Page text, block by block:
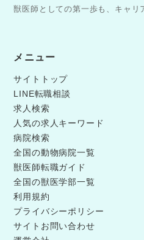
獣医師としての第一歩も、キャリ
メニュー
サイトトップ
LINE転職相談
求人検索
人気の求人キーワード
病院検索
全国の動物病院一覧
獣医師転職ガイド
全国の獣医学部一覧
利用規約
プライバシーポリシー
サイトお問い合わせ